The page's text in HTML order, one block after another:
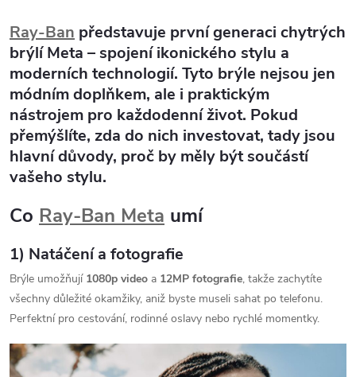
Ray‑Ban představuje první generaci chytrých
brýlí Meta – spojení ikonického stylu a
moderních technologií. Tyto brýle nejsou jen
módním doplňkem, ale i praktickým
nástrojem pro každodenní život. Pokud
přemýšlíte, zda do nich investovat, tady jsou
hlavní důvody, proč by měly být součástí
vašeho stylu.
Co Ray‑Ban Meta umí
1) Natáčení a fotografie
Brýle umožňují 1080p video a 12MP fotografie, takže zachytíte
všechny důležité okamžiky, aniž byste museli sahat po telefonu.
Perfektní pro cestování, rodinné oslavy nebo rychlé momentky.